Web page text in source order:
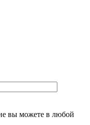
вы можете в любой